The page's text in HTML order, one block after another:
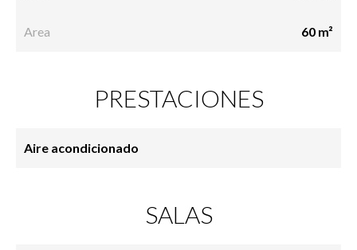
Area 60 m²
PRESTACIONES
Aire acondicionado
SALAS